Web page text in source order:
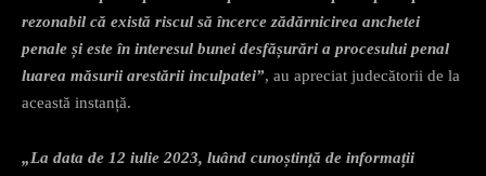
rezonabil că există riscul să încerce zădărnicirea anchetei
penale și este în interesul bunei desfășurări a procesului penal
luarea măsurii arestării inculpatei”, au apreciat judecătorii de la
această instanță.
„La data de 12 iulie 2023, luând cunoștință de informații